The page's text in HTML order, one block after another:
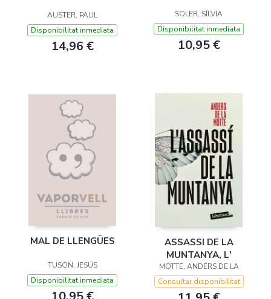
AUSTER, PAUL
Disponibilitat inmediata
14,96 €
SOLER, SÍLVIA
Disponibilitat inmediata
10,95 €
MAL DE LLENGÜES
TUSÓN, JESÚS
Disponibilitat inmediata
ASSASSI DE LA
MUNTANYA, L'
MOTTE, ANDERS DE LA
Consultar disponibilitat